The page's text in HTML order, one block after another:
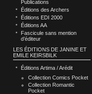
Publications
Éditions des Archers
Éditions EDI 2000
Éditions AA
Fascicule sans mention
d’éditeur
LES ÉDITIONS DE JANINE ET
EMILE KEIRSBILK
Éditions Artima / Arédit
Collection Comics Pocket
Collection Romantic
Pocket